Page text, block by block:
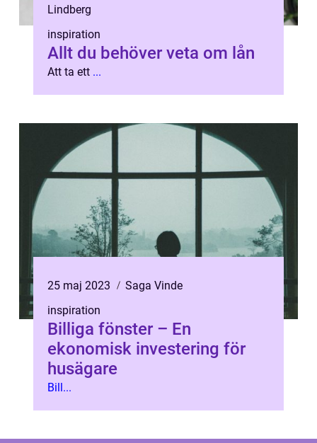
Lindberg
inspiration
Allt du behöver veta om lån
Att ta ett ...
25 maj 2023
Saga Vinde
inspiration
Billiga fönster – En
ekonomisk investering för
husägare
Bill...